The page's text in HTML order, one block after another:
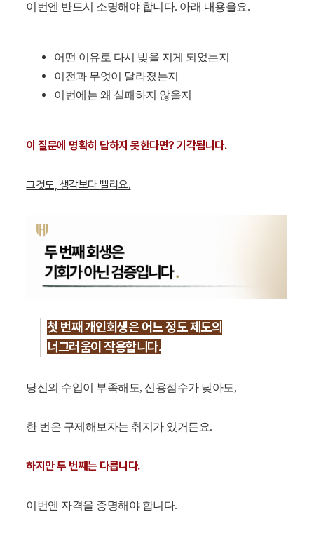
이번엔 반드시 소명해야 합니다. 아래 내용을요.
어떤 이유로 다시 빚을 지게 되었는지
이전과 무엇이 달라졌는지
이번에는 왜 실패하지 않을지
이 질문에 명확히 답하지 못한다면? 기각됩니다.
그것도, 생각보다 빨리요.
첫 번째 개인회생은 어느 정도 제도의
너그러움이 작용합니다.
당신의 수입이 부족해도, 신용점수가 낮아도,
한 번은 구제해보자는 취지가 있거든요.
하지만 두 번째는 다릅니다.
이번엔 자격을 증명해야 합니다.